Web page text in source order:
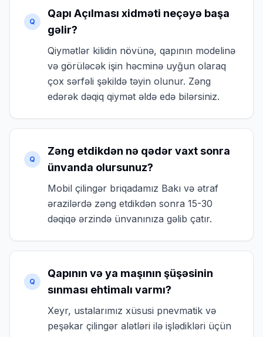
Q
Qapı Açılması xidməti neçəyə başa
gəlir?
Qiymətlər kilidin növünə, qapının modelinə
və görüləcək işin həcminə uyğun olaraq
çox sərfəli şəkildə təyin olunur. Zəng
edərək dəqiq qiymət əldə edə bilərsiniz.
Q
Zəng etdikdən nə qədər vaxt sonra
ünvanda olursunuz?
Mobil çilingər briqadamız Bakı və ətraf
ərazilərdə zəng etdikdən sonra 15-30
dəqiqə ərzində ünvanınıza gəlib çatır.
Q
Qapının və ya maşının şüşəsinin
sınması ehtimalı varmı?
Xeyr, ustalarımız xüsusi pnevmatik və
peşəkar çilingər alətləri ilə işlədikləri üçün